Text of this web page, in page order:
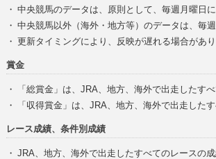
・ 中央競馬のデータは、原則として、毎週月曜日
・ 中央競馬以外（海外・地方等）のデータは、毎
・ 更新タイミングにより、反映が遅れる場合があ
賞金
・
「総賞金」は、JRA、地方、海外で出走したす
・
「収得賞金」は、JRA、地方、海外で出走した
レース成績、条件別成績
・ JRA、地方、海外で出走したすべてのレースの